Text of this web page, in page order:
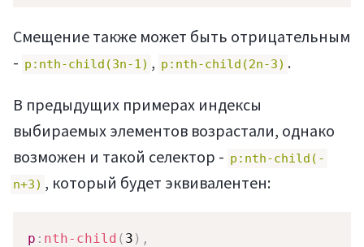
Смещение также может быть отрицательным
- p:nth-child(3n-1) , p:nth-child(2n-3) .
В предыдущих примерах индексы
выбираемых элементов возрастали, однако
возможен и такой селектор - p:nth-child(-
n+3) , который будет эквивалентен:
p : nth-child ( 3 ) ,